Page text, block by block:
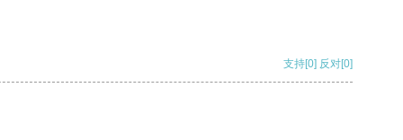
支持[0] 反对[0]